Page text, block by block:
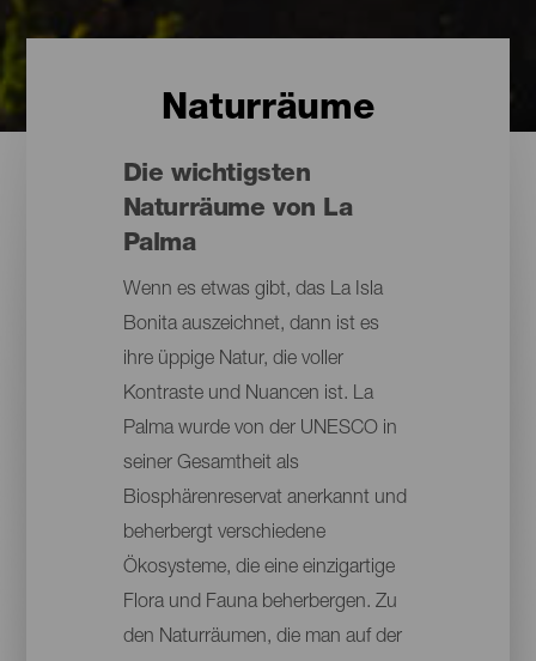
Naturräume
Die wichtigsten
Naturräume von La
Palma
Wenn es etwas gibt, das La Isla
Bonita auszeichnet, dann ist es
ihre üppige Natur, die voller
Kontraste und Nuancen ist. La
Palma wurde von der UNESCO in
seiner Gesamtheit als
Biosphärenreservat anerkannt und
beherbergt verschiedene
Ökosysteme, die eine einzigartige
Flora und Fauna beherbergen. Zu
den Naturräumen, die man auf der